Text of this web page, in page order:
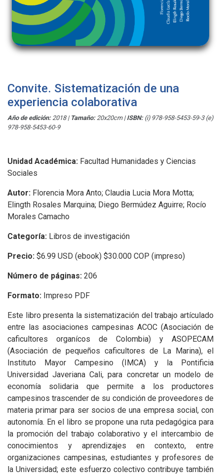
Convite. Sistematización de una
experiencia colaborativa
Año de edición: 2018 | Tamaño: 20x20cm |ISBN: (i) 978-958-5453-59-3 (e)
978-958-5453-60-9
Unidad Académica: Facultad Humanidades y Ciencias
Sociales
Autor: Florencia Mora Anto; Claudia Lucia Mora Motta;
Elingth Rosales Marquina; Diego Bermúdez Aguirre; Rocío
Morales Camacho
Categoría: Libros de investigación
Precio: $6.99 USD (ebook) $30.000 COP (impreso)
Número de páginas: 206
Formato: Impreso PDF
Este libro presenta la sistematización del trabajo artículado
entre las asociaciones campesinas ACOC (Asociación de
caficultores organícos de Colombia) y ASOPECAM
(Asociación de pequeños caficultores de La Marina), el
Instituto Mayor Campesino (IMCA) y la Pontificia
Universidad Javeriana Cali, para concretar un modelo de
economía solidaria que permite a los productores
campesinos trascender de su condición de proveedores de
materia primar para ser socios de una empresa social, con
autonomía. En el libro se propone una ruta pedagógica para
la promoción del trabajo colaborativo y el intercambio de
conocimientos y aprendizajes en contexto, entre
organizaciones campesinas, estudiantes y profesores de
la Universidad; este esfuerzo colectivo contribuye también